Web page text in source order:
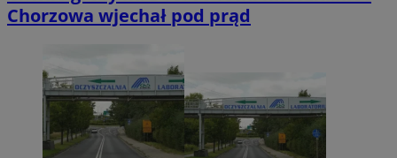
Chorzowa wjechał pod prąd